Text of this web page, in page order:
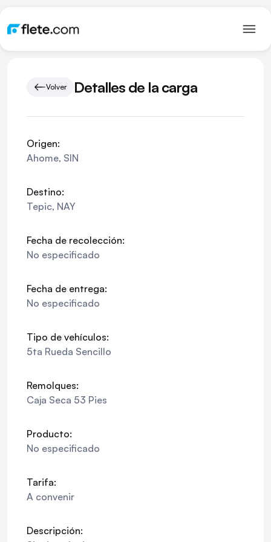
Volver Detalles de la carga
Origen:
Ahome, SIN
Destino:
Tepic, NAY
Fecha de recolección:
No especificado
Fecha de entrega:
No especificado
Tipo de vehículos:
5ta Rueda Sencillo
Remolques:
Caja Seca 53 Pies
Producto:
No especificado
Tarifa:
A convenir
Descripción: